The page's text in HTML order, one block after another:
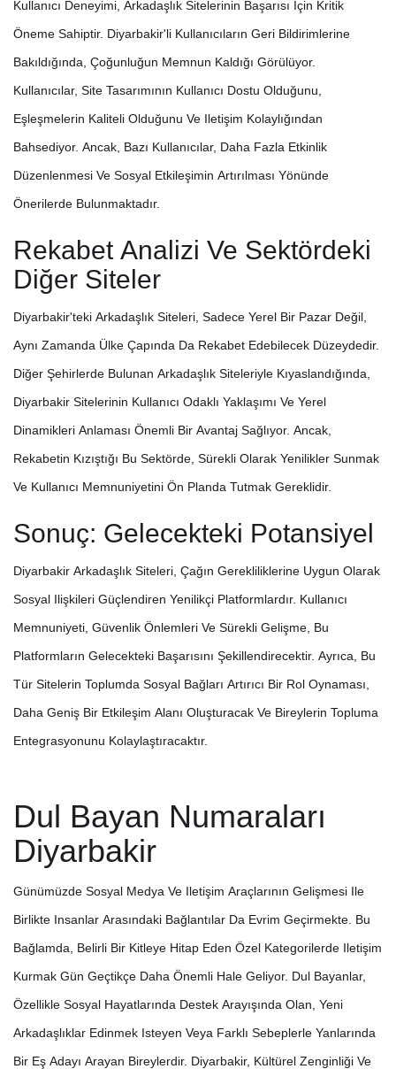
Kullanıcı Deneyimi, Arkadaşlık Sitelerinin Başarısı Için Kritik
Öneme Sahiptir. Diyarbakir'li Kullanıcıların Geri Bildirimlerine
Bakıldığında, Çoğunluğun Memnun Kaldığı Görülüyor.
Kullanıcılar, Site Tasarımının Kullanıcı Dostu Olduğunu,
Eşleşmelerin Kaliteli Olduğunu Ve Iletişim Kolaylığından
Bahsediyor. Ancak, Bazı Kullanıcılar, Daha Fazla Etkinlik
Düzenlenmesi Ve Sosyal Etkileşimin Artırılması Yönünde
Önerilerde Bulunmaktadır.
Rekabet Analizi Ve Sektördeki
Diğer Siteler
Diyarbakir'teki Arkadaşlık Siteleri, Sadece Yerel Bir Pazar Değil,
Aynı Zamanda Ülke Çapında Da Rekabet Edebilecek Düzeydedir.
Diğer Şehirlerde Bulunan Arkadaşlık Siteleriyle Kıyaslandığında,
Diyarbakir Sitelerinin Kullanıcı Odaklı Yaklaşımı Ve Yerel
Dinamikleri Anlaması Önemli Bir Avantaj Sağlıyor. Ancak,
Rekabetin Kızıştığı Bu Sektörde, Sürekli Olarak Yenilikler Sunmak
Ve Kullanıcı Memnuniyetini Ön Planda Tutmak Gereklidir.
Sonuç: Gelecekteki Potansiyel
Diyarbakir Arkadaşlık Siteleri, Çağın Gerekliliklerine Uygun Olarak
Sosyal Ilişkileri Güçlendiren Yenilikçi Platformlardır. Kullanıcı
Memnuniyeti, Güvenlik Önlemleri Ve Sürekli Gelişme, Bu
Platformların Gelecekteki Başarısını Şekillendirecektir. Ayrıca, Bu
Tür Sitelerin Toplumda Sosyal Bağları Artırıcı Bir Rol Oynaması,
Daha Geniş Bir Etkileşim Alanı Oluşturacak Ve Bireylerin Topluma
Entegrasyonunu Kolaylaştıracaktır.
Dul Bayan Numaraları
Diyarbakir
Günümüzde Sosyal Medya Ve Iletişim Araçlarının Gelişmesi Ile
Birlikte Insanlar Arasındaki Bağlantılar Da Evrim Geçirmekte. Bu
Bağlamda, Belirli Bir Kitleye Hitap Eden Özel Kategorilerde Iletişim
Kurmak Gün Geçtikçe Daha Önemli Hale Geliyor. Dul Bayanlar,
Özellikle Sosyal Hayatlarında Destek Arayışında Olan, Yeni
Arkadaşlıklar Edinmek Isteyen Veya Farklı Sebeplerle Yanlarında
Bir Eş Adayı Arayan Bireylerdir. Diyarbakir, Kültürel Zenginliği Ve